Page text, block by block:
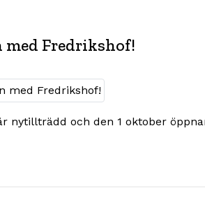
Fredrikshof!
nytillträdd och den 1 oktober